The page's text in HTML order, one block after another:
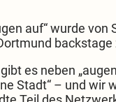
auf“ wurde von
backstage
es neben
Stadt“ – und